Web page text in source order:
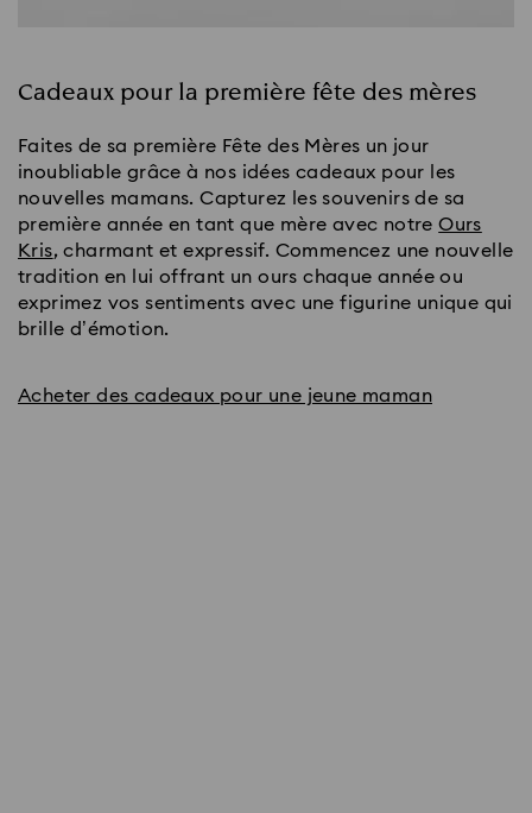
Cadeaux pour la première fête des mères
Faites de sa première Fête des Mères un jour
inoubliable grâce à nos idées cadeaux pour les
nouvelles mamans. Capturez les souvenirs de sa
première année en tant que mère avec notreOurs
Kris, charmant et expressif. Commencez une nouvelle
tradition en lui offrant un ours chaque année ou
exprimez vos sentiments avec une figurine unique qui
brille d’émotion.
Acheter des cadeaux pour une jeune maman